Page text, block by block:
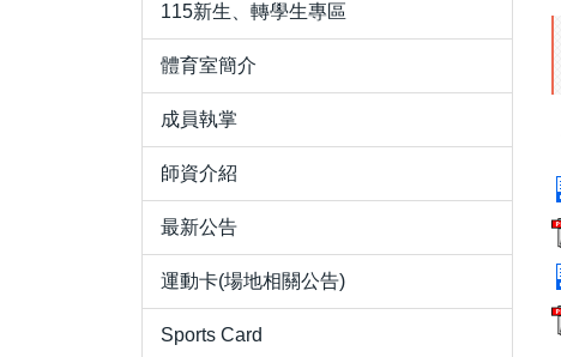
115新生、轉學生專區
體育室簡介
成員執掌
師資介紹
最新公告
運動卡(場地相關公告)
Sports Card